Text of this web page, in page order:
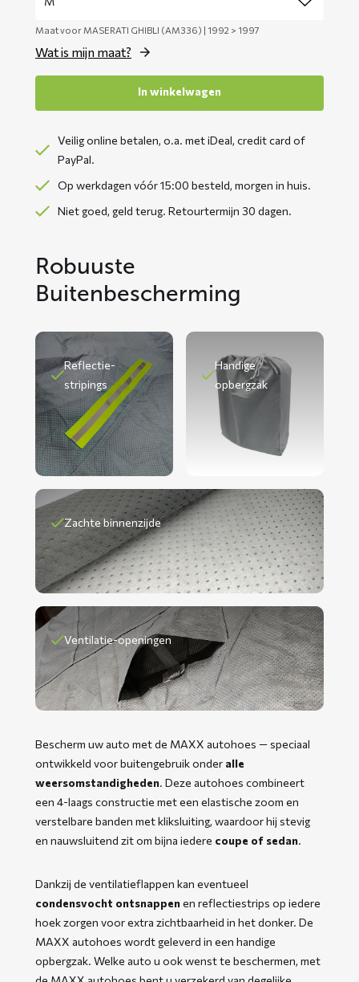
Maat voor MASERATI GHIBLI (AM336) | 1992 > 1997
Wat is mijn maat?
In winkelwagen
Veilig online betalen, o.a. met iDeal, credit card of
PayPal.
Op werkdagen vóór 15:00 besteld, morgen in huis.
Niet goed, geld terug. Retourtermijn 30 dagen.
Robuuste
Buitenbescherming
Reflectie-
stripings
Handige
opbergzak
Zachte binnenzijde
Ventilatie-openingen
Bescherm uw auto met de MAXX autohoes — speciaal
ontwikkeld voor buitengebruik onder alle
weersomstandigheden. Deze autohoes combineert
een 4-laags constructie met een elastische zoom en
verstelbare banden met kliksluiting, waardoor hij stevig
en nauwsluitend zit om bijna iedere coupe of sedan.
Dankzij de ventilatieflappen kan eventueel
condensvocht ontsnappenen reflectiestrips op iedere
hoek zorgen voor extra zichtbaarheid in het donker. De
MAXX autohoes wordt geleverd in een handige
opbergzak. Welke auto u ook wenst te beschermen, met